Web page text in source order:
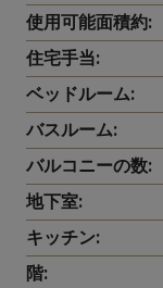
使用可能面積約:
住宅手当:
ベッドルーム:
バスルーム:
バルコニーの数:
地下室:
キッチン:
階: